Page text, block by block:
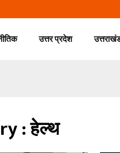
उत्तर प्रदेश
: हेल्थ